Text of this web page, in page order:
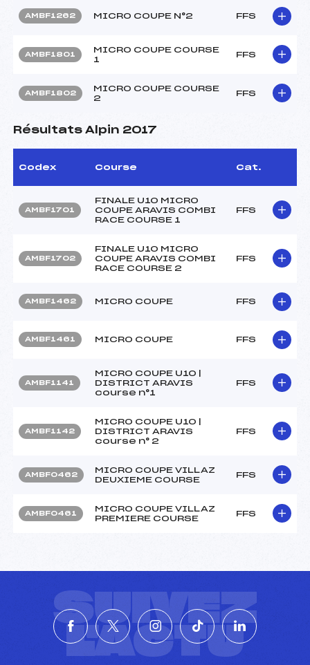
AMBF1262 MICRO COUPE N°2 FFS
AMBF1801
MICRO COUPE COURSE
1
FFS
AMBF1802
MICRO COUPE COURSE
2
FFS
Résultats Alpin 2017
Codex Course Cat.
AMBF1701
FINALE U10 MICRO
COUPE ARAVIS COMBI
RACE COURSE 1
FFS
AMBF1702
FINALE U10 MICRO
COUPE ARAVIS COMBI
RACE COURSE 2
FFS
AMBF1462 MICRO COUPE FFS
AMBF1461 MICRO COUPE FFS
AMBF1141
MICRO COUPE U10 |
DISTRICT ARAVIS
course n°1
FFS
AMBF1142
MICRO COUPE U10 |
DISTRICT ARAVIS
course n° 2
FFS
AMBF0462
MICRO COUPE VILLAZ
DEUXIEME COURSE
FFS
AMBF0461
MICRO COUPE VILLAZ
PREMIERE COURSE
FFS
SUIVEZ
L'ACTU